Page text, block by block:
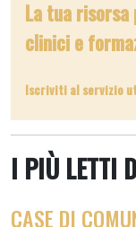
La tua
clinici e
Iscriviti al servizio
I PIÙ LETTI
CASE DI